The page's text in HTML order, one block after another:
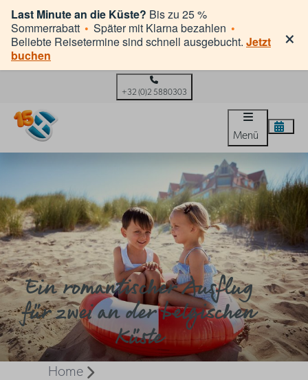
Last Minute an die Küste? Bis zu 25 %
Sommerrabatt • Später mit Klarna bezahlen •
Beliebte Reisetermine sind schnell ausgebucht. Jetzt
buchen
×
+32 (0)2 5880303
Menü
Ein romantischer Ausflug
für zwei an der belgischen
Küste
Home